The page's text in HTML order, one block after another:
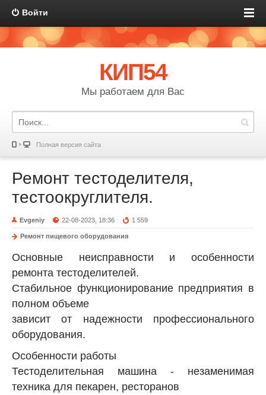
Войти
КИП54
Мы работаем для Вас
Полная версия сайта
Ремонт тестоделителя,
тестоокруглителя.
Evgeniy 22-08-2023, 18:36 1 559
Ремонт пищевого оборудования
Основные неисправности и особенности
ремонта тестоделителей.
Стабильное функционирование предприятия в
полном объеме
зависит от надежности профессионального
оборудования.
Особенности работы
Тестоделительная машина - незаменимая
техника для пекарен, ресторанов